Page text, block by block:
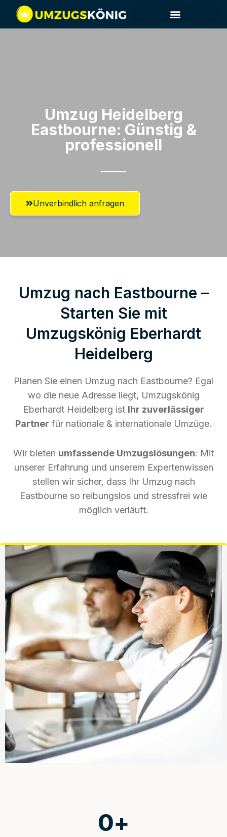
Umzug Heidelberg​
Eastbourne: Günstig &
professionell​
Unverbindlich anfragen
Umzug nach Eastbourne –
Starten Sie mit
Umzugskönig Eberhardt
Heidelberg
Planen Sie einen Umzug nach Eastbourne? Egal
wo die neue Adresse liegt, Umzugskönig
Eberhardt Heidelberg ist Ihr zuverlässiger
Partner für nationale & internationale Umzüge.
Wir bieten umfassende Umzugslösungen: Mit
unserer Erfahrung und unserem Expertenwissen
stellen wir sicher, dass Ihr Umzug nach
Eastbourne so reibungslos und stressfrei wie
möglich verläuft.
0+